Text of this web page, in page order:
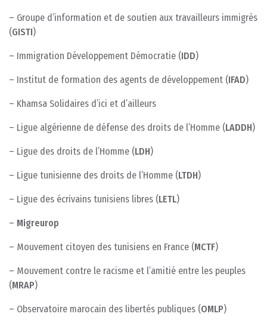
– Groupe d’information et de soutien aux travailleurs immigrés
(GISTI)
– Immigration Développement Démocratie (IDD)
– Institut de formation des agents de développement (IFAD)
– Khamsa Solidaires d’ici et d’ailleurs
– Ligue algérienne de défense des droits de l’Homme (LADDH)
– Ligue des droits de l’Homme (LDH)
– Ligue tunisienne des droits de l’Homme (LTDH)
– Ligue des écrivains tunisiens libres (LETL)
– Migreurop
– Mouvement citoyen des tunisiens en France (MCTF)
– Mouvement contre le racisme et l’amitié entre les peuples
(MRAP)
– Observatoire marocain des libertés publiques (OMLP)